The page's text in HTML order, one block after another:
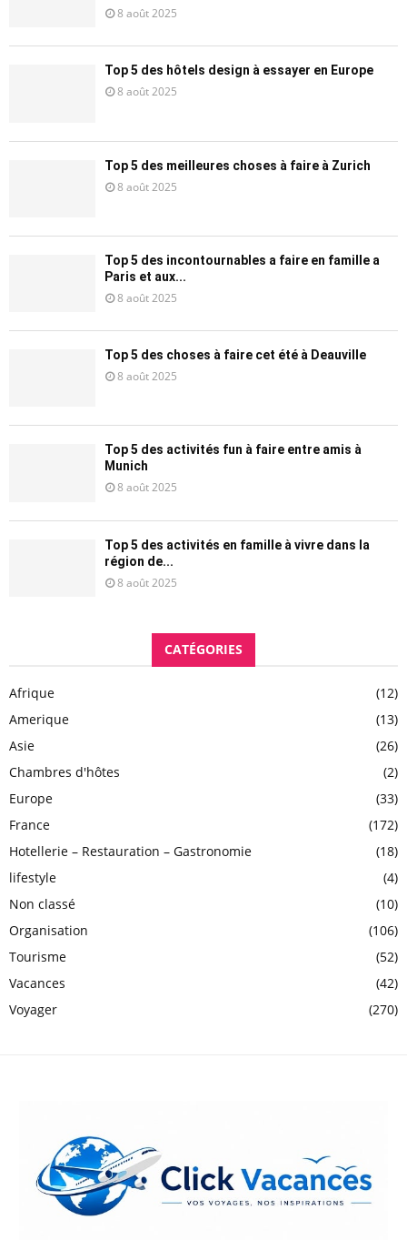
8 août 2025
Top 5 des hôtels design à essayer en Europe
8 août 2025
Top 5 des meilleures choses à faire à Zurich
8 août 2025
Top 5 des incontournables a faire en famille a
Paris et aux...
8 août 2025
Top 5 des choses à faire cet été à Deauville
8 août 2025
Top 5 des activités fun à faire entre amis à
Munich
8 août 2025
Top 5 des activités en famille à vivre dans la
région de...
8 août 2025
CATÉGORIES
Afrique
(12)
Amerique
(13)
Asie
(26)
Chambres d'hôtes
(2)
Europe
(33)
France
(172)
Hotellerie – Restauration – Gastronomie
(18)
lifestyle
(4)
Non classé
(10)
Organisation
(106)
Tourisme
(52)
Vacances
(42)
Voyager
(270)